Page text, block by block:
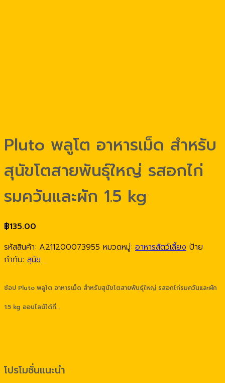
Pluto พลูโต อาหารเม็ด สำหรับ
สุนัขโตสายพันธุ์ใหญ่ รสอกไก่
รมควันและผัก 1.5 kg
฿135.00
รหัสสินค้า: A211200073955 หมวดหมู่: อาหารสัตว์เลี้ยง ป้าย
กำกับ: สุนัข
ช้อป Pluto พลูโต อาหารเม็ด สำหรับสุนัขโตสายพันธุ์ใหญ่ รสอกไก่รมควันและผัก
1.5 kg ออนไลน์ได้ที่…
โปรโมชั่นแนะนำ